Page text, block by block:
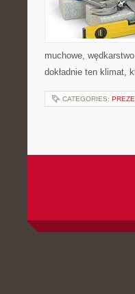
muchowe,
dokładnie ten klimat,
CATEGORIES: